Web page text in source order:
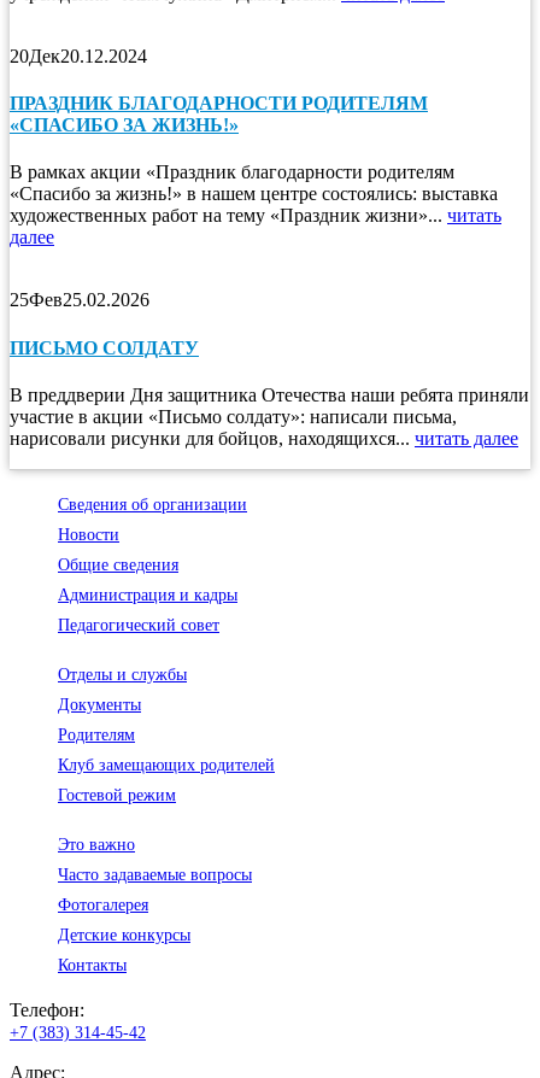
20Дек20.12.2024
ПРАЗДНИК БЛАГОДАРНОСТИ РОДИТЕЛЯМ
«СПАСИБО ЗА ЖИЗНЬ!»
В рамках акции «Праздник благодарности родителям
«Спасибо за жизнь!» в нашем центре состоялись: выставка
художественных работ на тему «Праздник жизни»... читать
далее
25Фев25.02.2026
ПИСЬМО СОЛДАТУ
В преддверии Дня защитника Отечества наши ребята приняли
участие в акции «Письмо солдату»: написали письма,
нарисовали рисунки для бойцов, находящихся... читать далее
Сведения об организации
Новости
Общие сведения
Администрация и кадры
Педагогический совет
Отделы и службы
Документы
Родителям
Клуб замещающих родителей
Гостевой режим
Это важно
Часто задаваемые вопросы
Фотогалерея
Детские конкурсы
Контакты
Телефон:
+7 (383) 314-45-42
Адрес: